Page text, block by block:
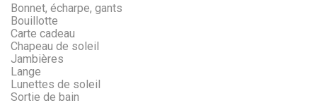
Bonnet, écharpe, gants
Bouillotte
Carte cadeau
Chapeau de soleil
Jambières
Lange
Lunettes de soleil
Sortie de bain